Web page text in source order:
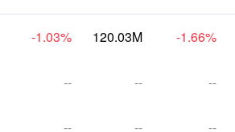
-1.03% 120.03M -1.66%
-- -- --
-- -- --